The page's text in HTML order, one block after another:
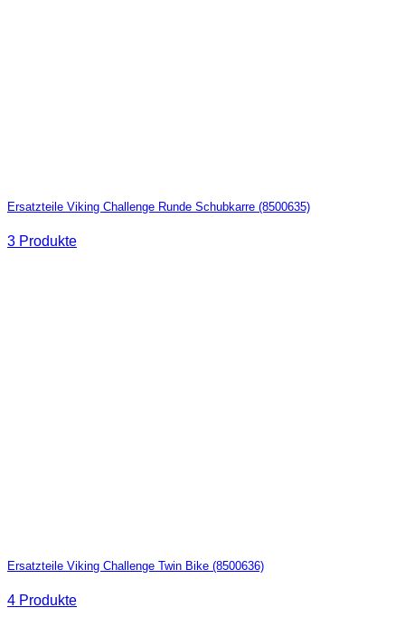
Ersatzteile Viking Challenge Runde Schubkarre (8500635)
3 Produkte
Ersatzteile Viking Challenge Twin Bike (8500636)
4 Produkte